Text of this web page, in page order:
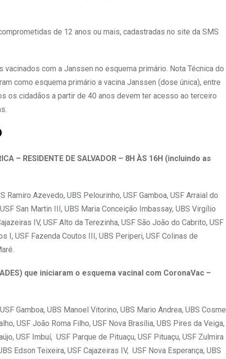
de 12 anos ou mais, cadastradas no site da SMS
com a Janssen no esquema primário. Nota Técnica do
como esquema primário a vacina Janssen (dose única), entre
os cidadãos a partir de 40 anos devem ter acesso ao terceiro
– RESIDENTE DE SALVADOR – 8H ÀS 16H (incluindo as
Azevedo, UBS Pelourinho, USF Gamboa, USF Arraial do
San Martin III, UBS Maria Conceição Imbassay, UBS Virgílio
IV, USF Alto da Terezinha, USF São João do Cabrito, USF
I, USF Fazenda Coutos III, UBS Periperi, USF Colinas de
que iniciaram o esquema vacinal com CoronaVac –
Gamboa, UBS Manoel Vitorino, UBS Mario Andrea, UBS Cosme
USF João Roma Filho, USF Nova Brasília, UBS Pires da Veiga,
USF Imbuí, USF Parque de Pituaçu, USF Pituaçu, USF Zulmira
Edson Teixeira, USF Cajazeiras IV, USF Nova Esperança, UBS